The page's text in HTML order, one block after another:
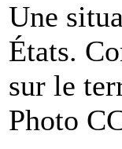
Une
États.
sur le
Photo